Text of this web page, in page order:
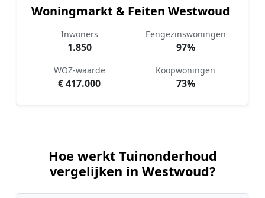
Woningmarkt & Feiten Westwoud
Inwoners
1.850
Eengezinswoningen
97%
WOZ-waarde
€ 417.000
Koopwoningen
73%
Hoe werkt Tuinonderhoud
vergelijken in Westwoud?